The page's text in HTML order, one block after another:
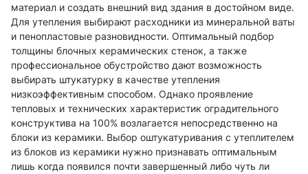
материал и создать внешний вид здания в достойном виде.
Для утепления выбирают расходники из минеральной ваты
и пенопластовые разновидности. Оптимальный подбор
толщины блочных керамических стенок, а также
профессиональное обустройство дают возможность
выбирать штукатурку в качестве утепления
низкоэффективным способом. Однако проявление
тепловых и технических характеристик оградительного
конструктива на 100% возлагается непосредственно на
блоки из керамики. Выбор оштукатуривания с утеплителем
из блоков из керамики нужно признавать оптимальным
лишь когда появился почти завершенный либо чуть ли